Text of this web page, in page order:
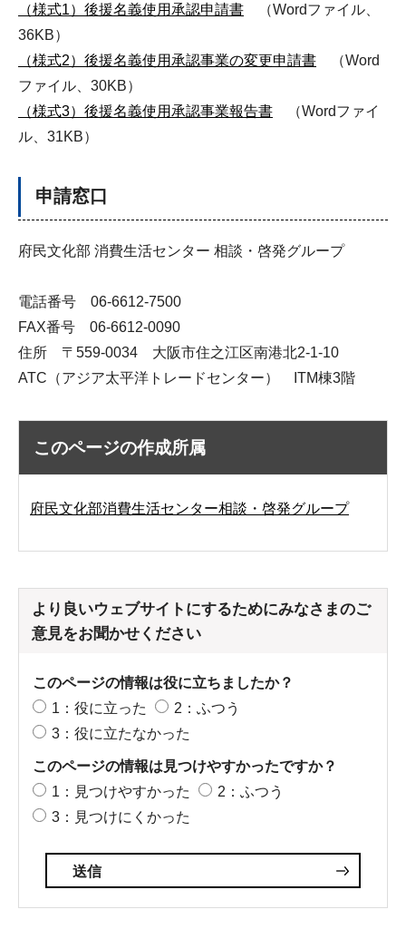
（様式1）後援名義使用承認申請書 （Wordファイル、
36KB）
（様式2）後援名義使用承認事業の変更申請書 （Word
ファイル、30KB）
（様式3）後援名義使用承認事業報告書 （Wordファイ
ル、31KB）
申請窓口
府民文化部 消費生活センター 相談・啓発グループ
電話番号 06-6612-7500
FAX番号 06-6612-0090
住所 〒559-0034 大阪市住之江区南港北2-1-10
ATC（アジア太平洋トレードセンター） ITM棟3階
このページの作成所属
府民文化部消費生活センター相談・啓発グループ
より良いウェブサイトにするためにみなさまのご
意見をお聞かせください
このページの情報は役に立ちましたか？
1：役に立った
2：ふつう
3：役に立たなかった
このページの情報は見つけやすかったですか？
1：見つけやすかった
2：ふつう
3：見つけにくかった